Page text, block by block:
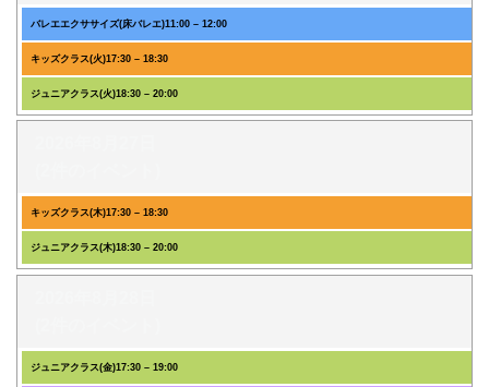
バレエエクササイズ(床バレエ)11:00 – 12:00
キッズクラス(火)17:30 – 18:30
ジュニアクラス(火)18:30 – 20:00
キッズクラス(木)17:30 – 18:30
ジュニアクラス(木)18:30 – 20:00
ジュニアクラス(金)17:30 – 19:00